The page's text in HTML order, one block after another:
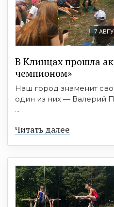
7
В Клинцах прошла
чемпионом»
Наш город знаменит
один из них — Валерий
...
Читать далее